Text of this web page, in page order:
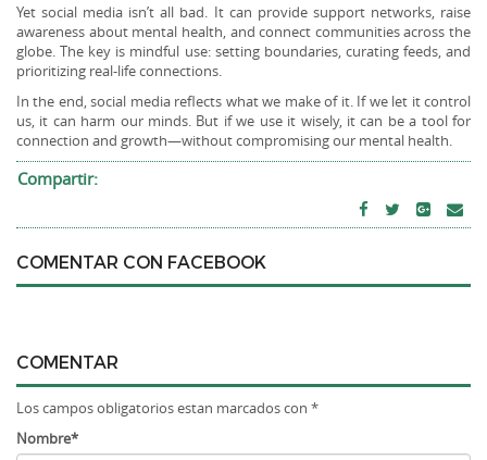
Yet social media isn’t all bad. It can provide support networks, raise
awareness about mental health, and connect communities across the
globe. The key is mindful use: setting boundaries, curating feeds, and
prioritizing real-life connections.
In the end, social media reflects what we make of it. If we let it control
us, it can harm our minds. But if we use it wisely, it can be a tool for
connection and growth—without compromising our mental health.
Compartir:
COMENTAR CON FACEBOOK
COMENTAR
Los campos obligatorios estan marcados con *
Nombre*